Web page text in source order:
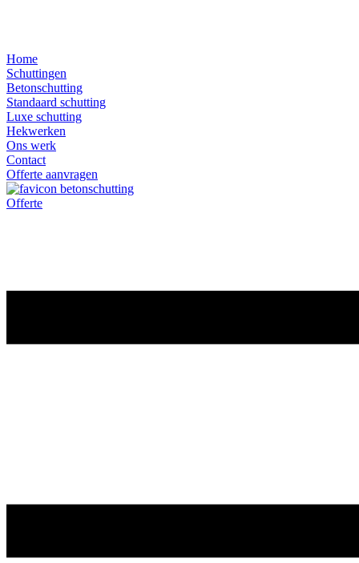
Home
Schuttingen
Betonschutting
Standaard schutting
Luxe schutting
Hekwerken
Ons werk
Contact
Offerte aanvragen
Offerte